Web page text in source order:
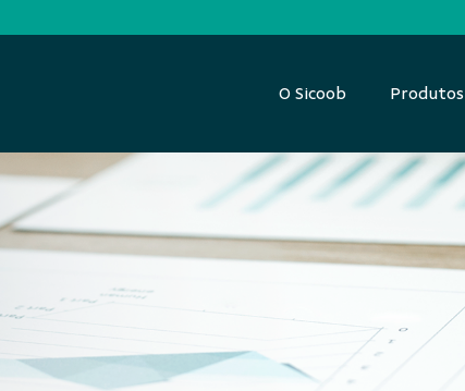
O Sicoob Produtos